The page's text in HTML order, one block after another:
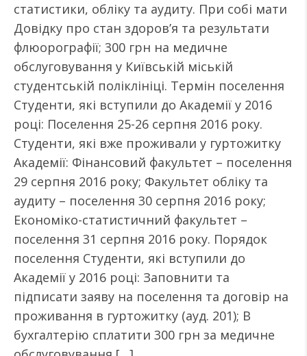
статистики, обліку та аудиту. При собі мати
Довідку про стан здоров’я та результати
флюорографії; 300 грн на медичне
обслуговування у Київській міській
студентській поліклініці. Термін поселення
Студенти, які вступили до Академії у 2016
році: Поселення 25-26 серпня 2016 року.
Студенти, які вже проживали у гуртожитку
Академії: Фінансовий факультет – поселення
29 серпня 2016 року; Факультет обліку та
аудиту – поселення 30 серпня 2016 року;
Економіко-статистичний факультет –
поселення 31 серпня 2016 року. Порядок
поселення Студенти, які вступили до
Академії у 2016 році: Заповнити та
підписати заяву на поселення та договір на
проживання в гуртожитку (ауд. 201); В
бухгалтерію сплатити 300 грн за медичне